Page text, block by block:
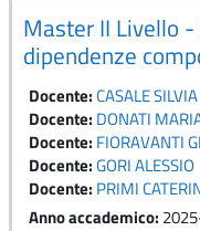
Master II Livello
dipendenze
Docente:CASALE SILVIA
Docente: DONATI
Docente: FIORAVANTI
Docente:GORI ALESSIO
Docente: PRIMI
Anno accademico: